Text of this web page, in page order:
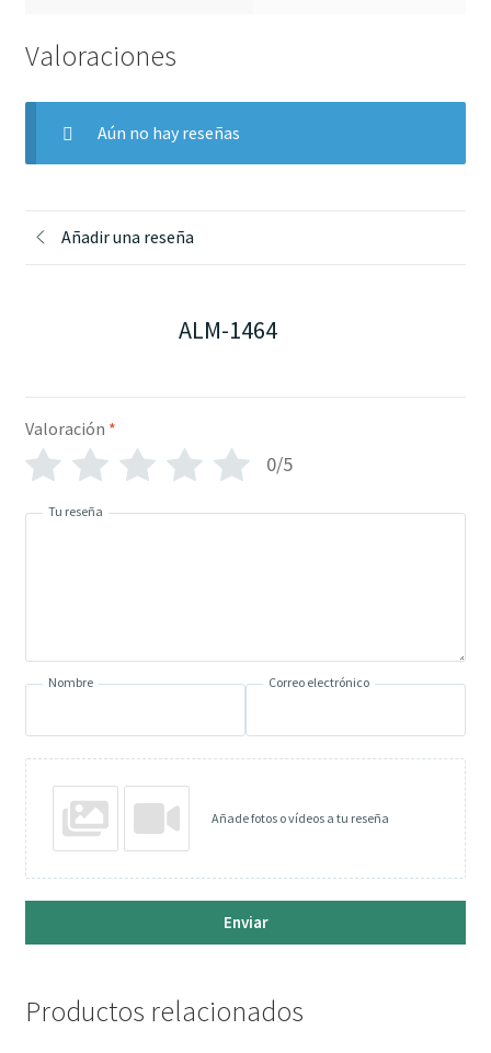
Valoraciones
Aún no hay reseñas
Añadir una reseña
ALM-1464
Valoración *
0/5
Tu reseña
Nombre Correo electrónico
Añade fotos o vídeos a tu reseña
Enviar
Productos relacionados